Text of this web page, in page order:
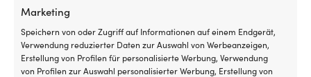
Marketing
Speichern von oder Zugriff auf Informationen auf einem Endgerät,
Verwendung reduzierter Daten zur Auswahl von Werbeanzeigen,
Erstellung von Profilen für personalisierte Werbung, Verwendung
von Profilen zur Auswahl personalisierter Werbung, Erstellung von
Nachhinein an. Keine komplizierten Bedingungen.
Mehr über unsere Preisgarantie
erfahren